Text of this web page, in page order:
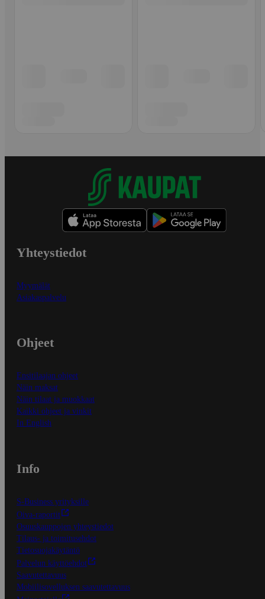
Yhteystiedot
Myymälät
Asiakaspalvelu
Ohjeet
Ensitilaajan ohjeet
Näin maksat
Näin tilaat ja muokkaat
Kaikki ohjeet ja vinkit
In English
Info
S-Business yrityksille
Oiva-raportit
Osuuskauppojen yhteystiedot
Tilaus- ja toimitusehdot
Tietosuojakäytäntö
Palvelun käyttöehdot
Saavutettavuus
Mobiilisovelluksen saavutettavuus